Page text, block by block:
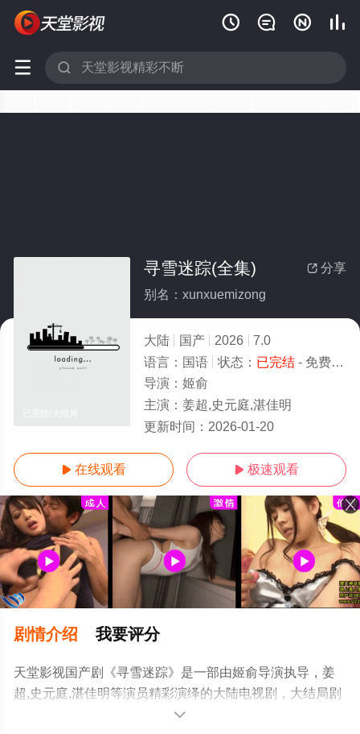
   
 
 分享
寻雪迷踪(全集)
别名：xunxuemizong
大陆 国产 2026
7.0
语言： 国语 状态： 已完结- 免费在线观看
导演： 姬俞
主演： 姜超,史元庭,湛佳明
更新时间： 2026-01-20
 在线观看  极速观看
剧情介绍 我要评分
天堂影视国产剧《寻雪迷踪》是一部由姬俞导演执导，姜
超,史元庭,湛佳明等演员精彩演绎的大陆电视剧，大结局剧
情已揭晓（已完结），免费观看高清无删减完整版电视剧
